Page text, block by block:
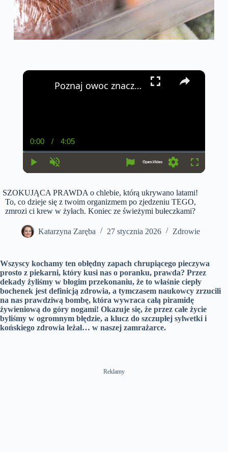
×
y
u
t
e
C
u
r
e
t
T
i
m
0:00 /
D
u
t
o
n
4:05
t
i
n
g
l
c
e
n
Poznaj owoc znacznie obniżający poziom cukru we krwi
SZOKUJĄCA PRAWDA o chlebie, którą ukrywano latami!
To, co dzieje się z twoim organizmem po zjedzeniu TEGO,
zmrozi ci krew w żyłach. Koniec ze świeżymi bułeczkami?
Katarzyna Zaręba 27 stycznia 2026 Zdrowie
Wszyscy kochamy ten obłędny zapach chrupiącego pieczywa
prosto z piekarni, który kusi nas o poranku, prawda? Przez
dekady żyliśmy w błogim przekonaniu, że to właśnie ciepły
bochenek jest definicją zdrowia, a tymczasem naukowcy zrzucili
na nas prawdziwą bombę, która wywraca całą piramidę
żywieniową do góry nogami! Okazuje się, że przez całe życie
byliśmy w ogromnym błędzie, a klucz do szczupłej sylwetki i
końskiego zdrowia leżał… w naszej zamrażarce.
Reklamy